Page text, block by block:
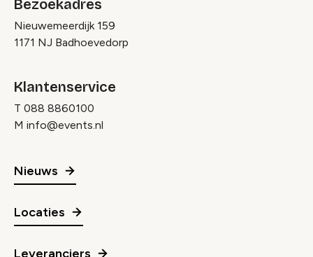
Bezoekadres
Nieuwemeerdijk 159
1171 NJ Badhoevedorp
Klantenservice
T 088 8860100
M info@events.nl
Nieuws
Locaties
Leveranciers